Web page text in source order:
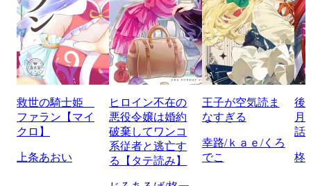
救世の騎士姫
ファラン【マイ
クロ】
上条あおい
ヒロイン不在の
悪役令嬢は婚約
破棄してワンコ
系従者と逃亡す
る【タテ読み】
王子が空気読ま
なすぎる
幸路/ｋａｅ/くろ
でこ
後
月
話
柊